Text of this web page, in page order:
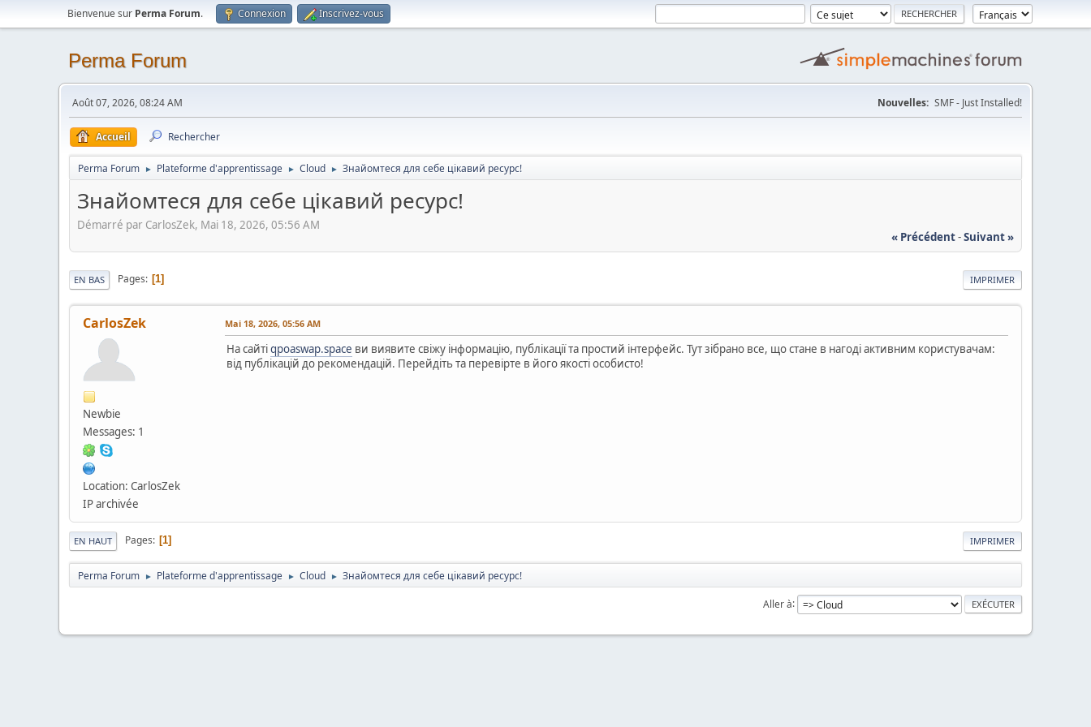
Bienvenue sur Perma Forum. Connexion Inscrivez-vous
Perma Forum
Août 07, 2026, 08:24 AM Nouvelles: SMF - Just Installed!
Accueil Rechercher
Perma Forum ► Plateforme d'apprentissage ► Cloud ► Знайомтеся для себе цікавий ресурс!
Знайомтеся для себе цікавий ресурс!
Démarré par CarlosZek, Mai 18, 2026, 05:56 AM
« Précédent-Suivant »
IMPRIMER
EN BAS Pages 1
CarlosZek
Newbie
Messages: 1
Location: CarlosZek
IP archivée
Mai 18, 2026, 05:56 AM
На сайтіqpoaswap.space ви виявите свіжу інформацію, публікації та простий інтерфейс. Тут зібрано все, що стане в нагоді активним користувачам:
від публікацій до рекомендацій. Перейдіть та перевірте в його якості особисто!
IMPRIMER
EN HAUT Pages 1
Perma Forum ► Plateforme d'apprentissage ► Cloud ► Знайомтеся для себе цікавий ресурс!
Aller à